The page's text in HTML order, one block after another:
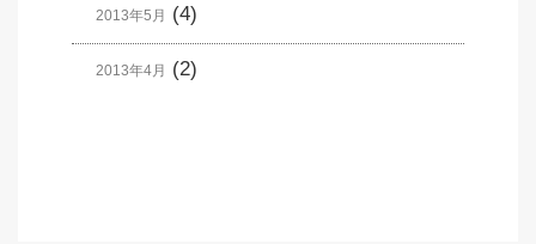
2013年5月 (4)
2013年4月 (2)